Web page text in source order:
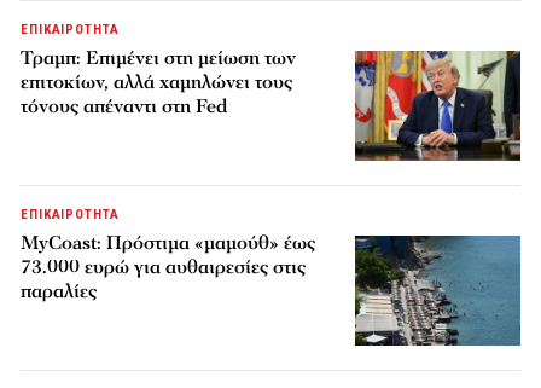
ΕΠΙΚΑΙΡΟΤΗΤΑ
Τραμπ: Επιμένει στη μείωση των
επιτοκίων, αλλά χαμηλώνει τους
τόνους απέναντι στη Fed
ΕΠΙΚΑΙΡΟΤΗΤΑ
MyCoast: Πρόστιμα «μαμούθ» έως
73.000 ευρώ για αυθαιρεσίες στις
παραλίες